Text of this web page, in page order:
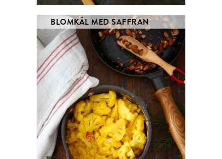
BLOMKÅL MED SAFFRAN